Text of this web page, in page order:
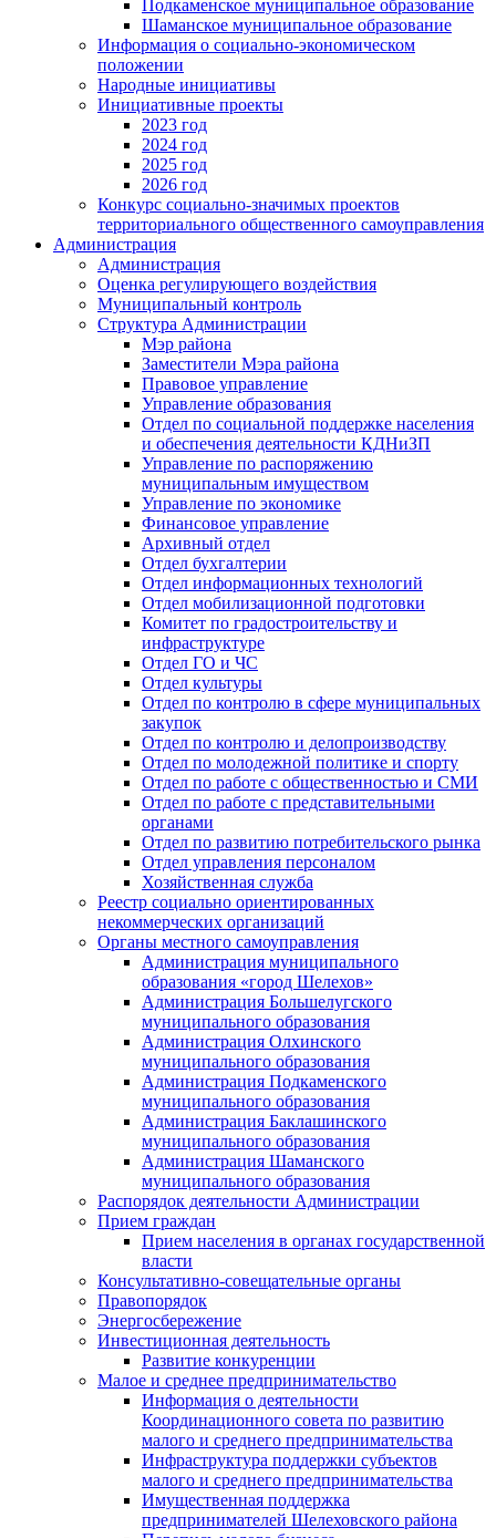
Подкаменское муниципальное образование
Шаманское муниципальное образование
Информация о социально-экономическом
положении
Народные инициативы
Инициативные проекты
2023 год
2024 год
2025 год
2026 год
Конкурс социально-значимых проектов
территориального общественного самоуправления
Администрация
Администрация
Оценка регулирующего воздействия
Муниципальный контроль
Структура Администрации
Мэр района
Заместители Мэра района
Правовое управление
Управление образования
Отдел по социальной поддержке населения
и обеспечения деятельности КДНиЗП
Управление по распоряжению
муниципальным имуществом
Управление по экономике
Финансовое управление
Архивный отдел
Отдел бухгалтерии
Отдел информационных технологий
Отдел мобилизационной подготовки
Комитет по градостроительству и
инфраструктуре
Отдел ГО и ЧС
Отдел культуры
Отдел по контролю в сфере муниципальных
закупок
Отдел по контролю и делопроизводству
Отдел по молодежной политике и спорту
Отдел по работе с общественностью и СМИ
Отдел по работе с представительными
органами
Отдел по развитию потребительского рынка
Отдел управления персоналом
Хозяйственная служба
Реестр социально ориентированных
некоммерческих организаций
Органы местного самоуправления
Администрация муниципального
образования «город Шелехов»
Администрация Большелугского
муниципального образования
Администрация Олхинского
муниципального образования
Администрация Подкаменского
муниципального образования
Администрация Баклашинского
муниципального образования
Администрация Шаманского
муниципального образования
Распорядок деятельности Администрации
Прием граждан
Прием населения в органах государственной
власти
Консультативно-совещательные органы
Правопорядок
Энергосбережение
Инвестиционная деятельность
Развитие конкуренции
Малое и среднее предпринимательство
Информация о деятельности
Координационного совета по развитию
малого и среднего предпринимательства
Инфраструктура поддержки субъектов
малого и среднего предпринимательства
Имущественная поддержка
предпринимателей Шелеховского района